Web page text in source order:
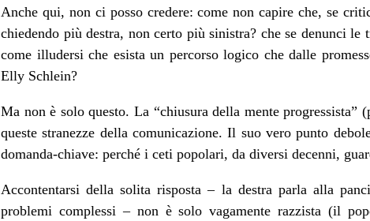
Anche qui, non ci posso credere: come non capire che, se
chiedendo più destra, non certo più sinistra? che se denunci
come illudersi che esista un percorso logico che dalle
Elly Schlein?
Ma non è solo questo. La “chiusura della mente
queste stranezze della comunicazione. Il suo vero punto
domanda-chiave: perché i ceti popolari, da diversi decenni,
Accontentarsi della solita risposta – la destra parla alla
problemi complessi – non è solo vagamente razzista (il